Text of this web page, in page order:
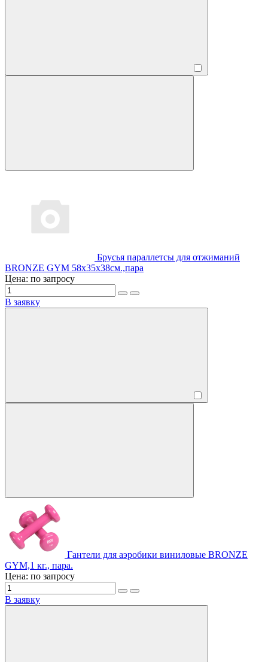
Брусья параллетсы для отжиманий
BRONZE GYM 58х35х38см.,пара
Цена: по запросу
В заявку
Гантели для аэробики виниловые BRONZE
GYM,1 кг., пара.
Цена: по запросу
В заявку